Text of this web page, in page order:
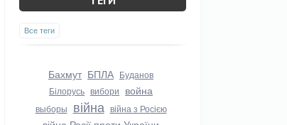
Все теги
Бахмут БПЛА Буданов
Білорусь вибори война
выборы війна війна з Росією